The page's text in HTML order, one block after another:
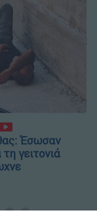
Έσωσαν
γειτονιά